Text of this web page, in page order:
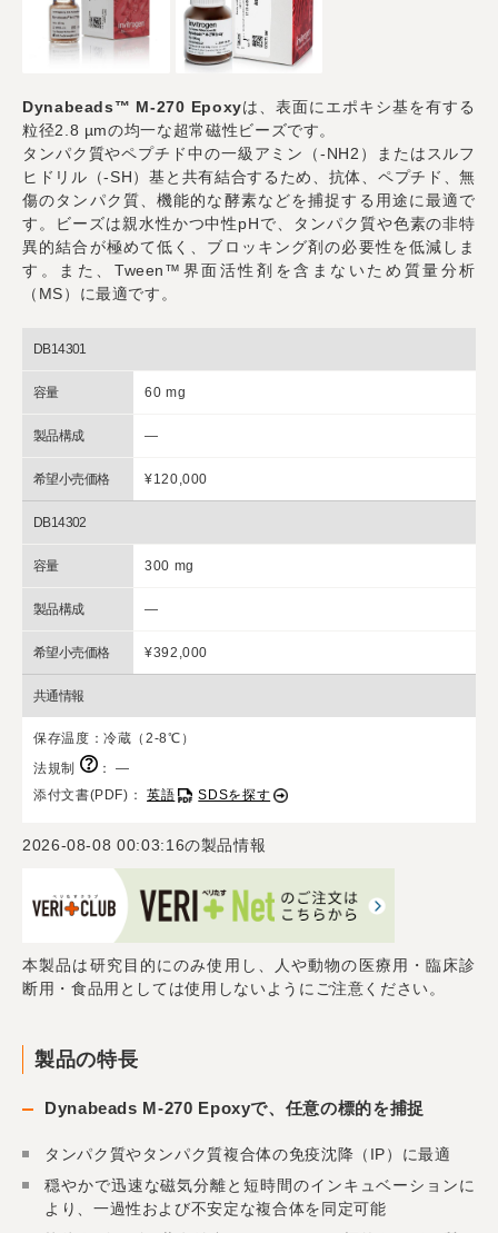
Dynabeads™ M-270 Epoxyは、表面にエポキシ基を有する
粒径2.8 µmの均一な超常磁性ビーズです。
タンパク質やペプチド中の一級アミン（-NH2）またはスルフ
ヒドリル（-SH）基と共有結合するため、抗体、ペプチド、無
傷のタンパク質、機能的な酵素などを捕捉する用途に最適で
す。ビーズは親水性かつ中性pHで、タンパク質や色素の非特
異的結合が極めて低く、ブロッキング剤の必要性を低減しま
す。また、Tween™界面活性剤を含まないため質量分析
（MS）に最適です。
DB14301
容量 60 mg
製品構成 ―
希望小売価格 ¥120,000
DB14302
容量 300 mg
製品構成 ―
希望小売価格 ¥392,000
共通情報
保存温度：冷蔵（2-8℃）
法規制
： ―
添付文書(PDF)：英語 SDSを探す
2026-08-08 00:03:16の製品情報
本製品は研究目的にのみ使用し、人や動物の医療用・臨床診
断用・食品用としては使用しないようにご注意ください。
製品の特長
Dynabeads M-270 Epoxyで、任意の標的を捕捉
タンパク質やタンパク質複合体の免疫沈降（IP）に最適
穏やかで迅速な磁気分離と短時間のインキュベーションに
より、一過性および不安定な複合体を同定可能